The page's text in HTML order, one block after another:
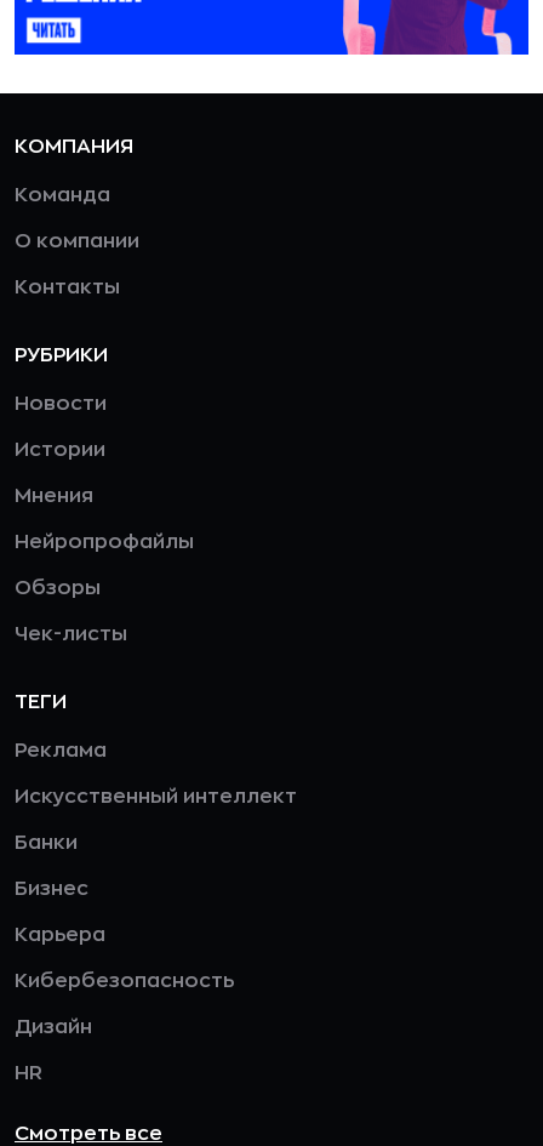
КОМПАНИЯ
Команда
О компании
Контакты
РУБРИКИ
Новости
Истории
Мнения
Нейропрофайлы
Обзоры
Чек-листы
ТЕГИ
Реклама
Искусственный интеллект
Банки
Бизнес
Карьера
Кибербезопасность
Дизайн
HR
Смотреть все